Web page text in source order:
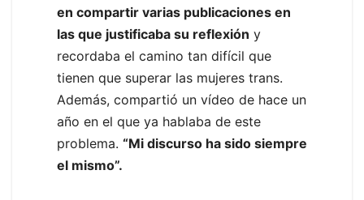
en compartir varias publicaciones en
las que justificaba su reflexión y
recordaba el camino tan difícil que
tienen que superar las mujeres trans.
Además, compartió un vídeo de hace un
año en el que ya hablaba de este
problema. “Mi discurso ha sido siempre
el mismo”.